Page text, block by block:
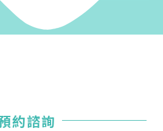
約諮詢